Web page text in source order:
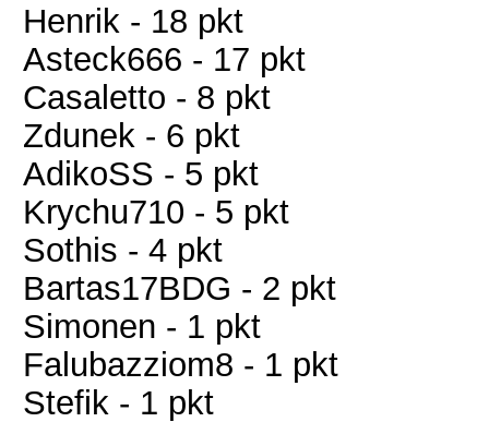
Henrik - 18 pkt
Asteck666 - 17 pkt
Casaletto - 8 pkt
Zdunek - 6 pkt
AdikoSS - 5 pkt
Krychu710 - 5 pkt
Sothis - 4 pkt
Bartas17BDG - 2 pkt
Simonen - 1 pkt
Falubazziom8 - 1 pkt
Stefik - 1 pkt